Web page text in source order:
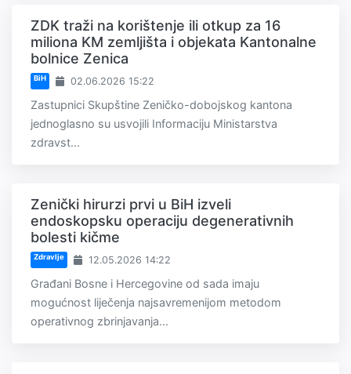
ZDK traži na korištenje ili otkup za 16
miliona KM zemljišta i objekata Kantonalne
bolnice Zenica
BiH 02.06.2026 15:22
Zastupnici Skupštine Zeničko-dobojskog kantona
jednoglasno su usvojili Informaciju Ministarstva
zdravst...
Zenički hirurzi prvi u BiH izveli
endoskopsku operaciju degenerativnih
bolesti kičme
Zdravlje 12.05.2026 14:22
Građani Bosne i Hercegovine od sada imaju
mogućnost liječenja najsavremenijom metodom
operativnog zbrinjavanja...